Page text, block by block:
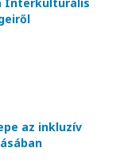
az inkluzív